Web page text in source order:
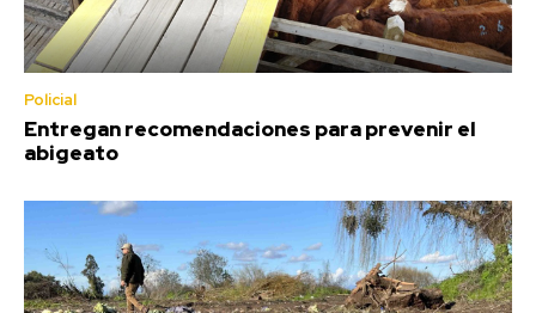
Policial
Entregan recomendaciones para prevenir el
abigeato